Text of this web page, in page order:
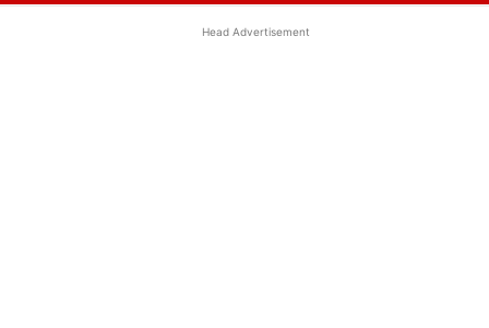
Head Advertisement